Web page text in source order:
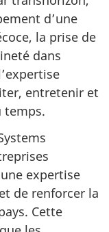
d’une
la prise de
dans
entretenir et
temps.
expertise
de renforcer la
Cette